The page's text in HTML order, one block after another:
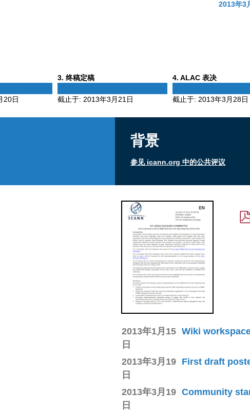
2013年3
20日
3Phase
. 终稿定稿
截止于:2013年3月21日
4Phase
. ALAC 表决
截止于: 2013年3月28日
背景
参见 icann.org 中的公共评议
2013年1月15
日
Wiki
2013年3月19
日
First draft
2013年3月19
日
Community